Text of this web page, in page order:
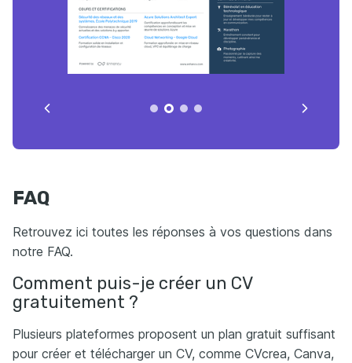
FAQ
Retrouvez ici toutes les réponses à vos questions dans
notre FAQ.
Comment puis-je créer un CV
gratuitement ?
Plusieurs plateformes proposent un plan gratuit suffisant
pour créer et télécharger un CV, comme CVcrea, Canva,